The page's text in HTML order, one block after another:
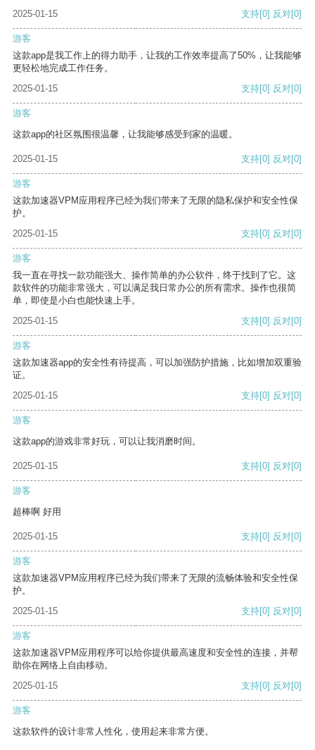
2025-01-15
支持[0] 反对[0]
游客
这款app是我工作上的得力助手，让我的工作效率提高了50%，让我能够
更轻松地完成工作任务。
2025-01-15
支持[0] 反对[0]
游客
这款app的社区氛围很温馨，让我能够感受到家的温暖。
2025-01-15 支持[0] 反对[0]
游客
这款加速器VPM应用程序已经为我们带来了无限的隐私保护和安全性保
护。
2025-01-15
支持[0] 反对[0]
游客
我一直在寻找一款功能强大、操作简单的办公软件，终于找到了它。这
款软件的功能非常强大，可以满足我日常办公的所有需求。操作也很简
单，即使是小白也能快速上手。
2025-01-15
支持[0] 反对[0]
游客
这款加速器app的安全性有待提高，可以加强防护措施，比如增加双重验
证。
2025-01-15
支持[0] 反对[0]
游客
这款app的游戏非常好玩，可以让我消磨时间。
2025-01-15 支持[0] 反对[0]
游客
超棒啊 好用
2025-01-15 支持[0] 反对[0]
游客
这款加速器VPM应用程序已经为我们带来了无限的流畅体验和安全性保
护。
2025-01-15
支持[0] 反对[0]
游客
这款加速器VPM应用程序可以给你提供最高速度和安全性的连接，并帮
助你在网络上自由移动。
2025-01-15
支持[0] 反对[0]
游客
这款软件的设计非常人性化，使用起来非常方便。